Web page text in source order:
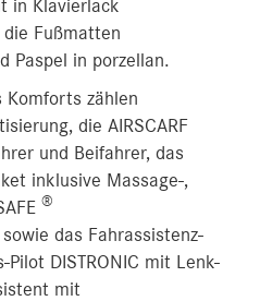
in Klavierlack
Fußmatten
Paspel in porzellan.
Komforts zählen
die AIRSCARF
und Beifahrer, das
inklusive Massage-,
®
das Fahrassistenz-
Pilot DISTRONIC mit Lenk-
mit